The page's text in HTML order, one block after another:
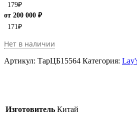
179₽
от 200 000 ₽
171 ₽
Нет в наличии
Артикул: ТарЦБ15564 Категория:
Изготовитель Китай